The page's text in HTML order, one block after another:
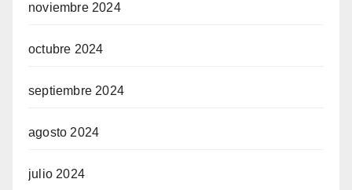
noviembre 2024
octubre 2024
septiembre 2024
agosto 2024
julio 2024